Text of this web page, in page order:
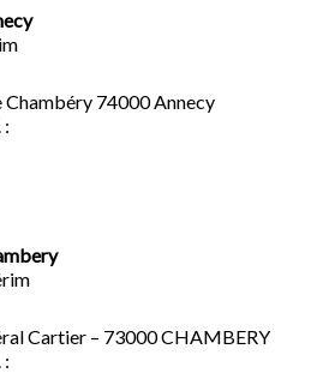
Chambéry 74000 Annecy
:
Cartier – 73000 CHAMBERY
: